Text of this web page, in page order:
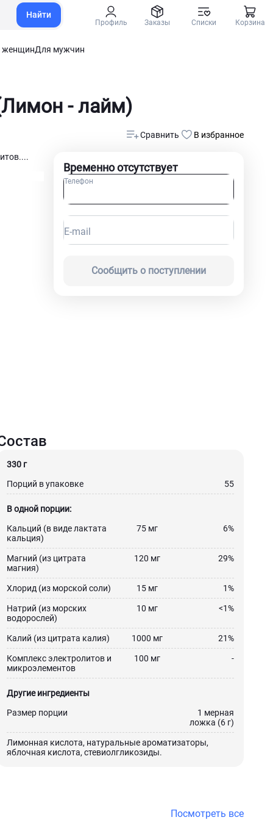
Найти
Профиль Заказы Списки Корзина
женщинДля мужчин
- лайм)
Сравнить В избранное
Временно отсутствует
Телефон
E-mail
Сообщить о поступлении
330 г
Порций в упаковке
55
В одной порции:
Кальций (в виде лактата
кальция)
75 мг 6%
Магний (из цитрата
магния)
120 мг 29%
Хлорид (из морской соли) 15 мг 1%
Натрий (из морских
водорослей)
10 мг <1%
Калий (из цитрата калия) 1000 мг 21%
Комплекс электролитов и
микроэлементов
100 мг -
Другие ингредиенты
Размер порции
1 мерная
ложка (6 г)
Лимонная кислота, натуральные ароматизаторы,
яблочная кислота, стевиолгликозиды.
Посмотреть все